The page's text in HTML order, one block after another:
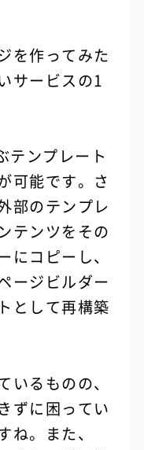
を作ってみた
サービスの1
テンプレート
可能です。さ
部のテンプレ
テンツをその
にコピーし、
ージビルダー
として再構築
いるものの、
ずに困ってい
ね。また、